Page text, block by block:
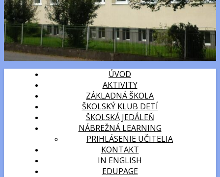
ÚVOD
AKTIVITY
ZÁKLADNÁ ŠKOLA
ŠKOLSKÝ KLUB DETÍ
ŠKOLSKÁ JEDÁLEŇ
NÁBREŽNÁ LEARNING
PRIHLÁSENIE UČITELIA
KONTAKT
IN ENGLISH
EDUPAGE